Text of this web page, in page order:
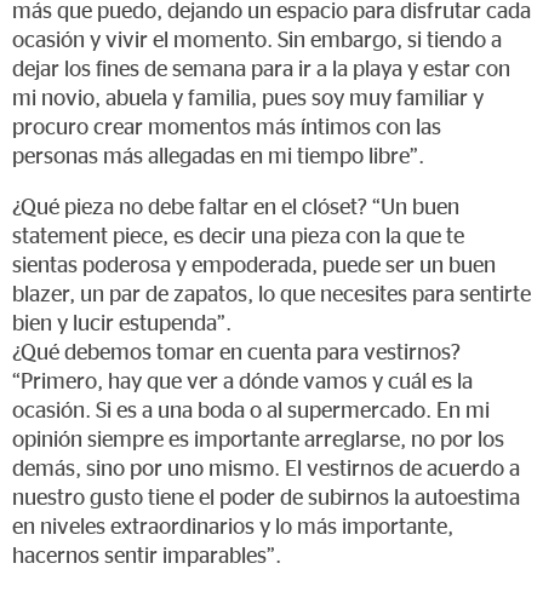
más que puedo, dejando un espacio para disfrutar cada
ocasión y vivir el momento. Sin embargo, si tiendo a
dejar los fines de semana para ir a la playa y estar con
mi novio, abuela y familia, pues soy muy familiar y
procuro crear momentos más íntimos con las
personas más allegadas en mi tiempo libre”.
¿Qué pieza no debe faltar en el clóset? “Un buen
statement piece, es decir una pieza con la que te
sientas poderosa y empoderada, puede ser un buen
blazer, un par de zapatos, lo que necesites para sentirte
bien y lucir estupenda”.
¿Qué debemos tomar en cuenta para vestirnos?
“Primero, hay que ver a dónde vamos y cuál es la
ocasión. Si es a una boda o al supermercado. En mi
opinión siempre es importante arreglarse, no por los
demás, sino por uno mismo. El vestirnos de acuerdo a
nuestro gusto tiene el poder de subirnos la autoestima
en niveles extraordinarios y lo más importante,
hacernos sentir imparables”.